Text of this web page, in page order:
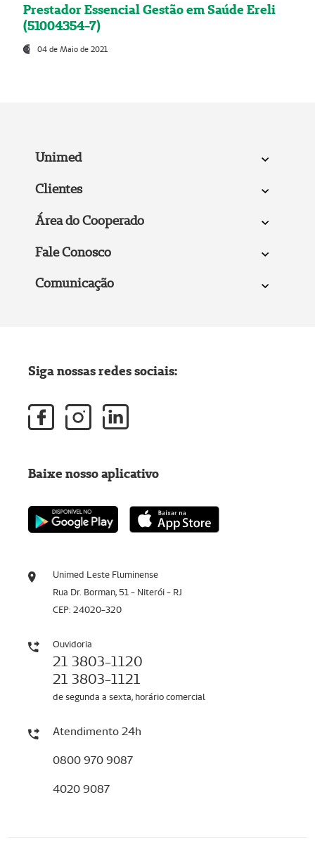
Prestador Essencial Gestão em Saúde Ereli
(51004354-7)
04 de Maio de 2021
Unimed
Clientes
Área do Cooperado
Fale Conosco
Comunicação
Unimed Leste Fluminense
Rua Dr. Borman, 51 - Niterói - RJ
CEP: 24020-320
Ouvidoria
21 3803-1120
21 3803-1121
de segunda a sexta, horário comercial
Atendimento 24h
0800 970 9087
4020 9087
Siga nossas redes sociais:
Baixe nosso aplicativo